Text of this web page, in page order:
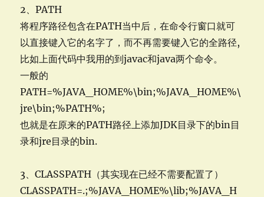
2、PATH
将程序路径包含在PATH当中后，在命令行窗口就可
以直接键入它的名字了，而不再需要键入它的全路径,
比如上面代码中我用的到javac和java两个命令。
一般的
PATH=%JAVA_HOME%\bin;%JAVA_HOME%\
jre\bin;%PATH%;
也就是在原来的PATH路径上添加JDK目录下的bin目
录和jre目录的bin.
3、CLASSPATH（其实现在已经不需要配置了）
CLASSPATH=.;%JAVA_HOME%\lib;%JAVA_H